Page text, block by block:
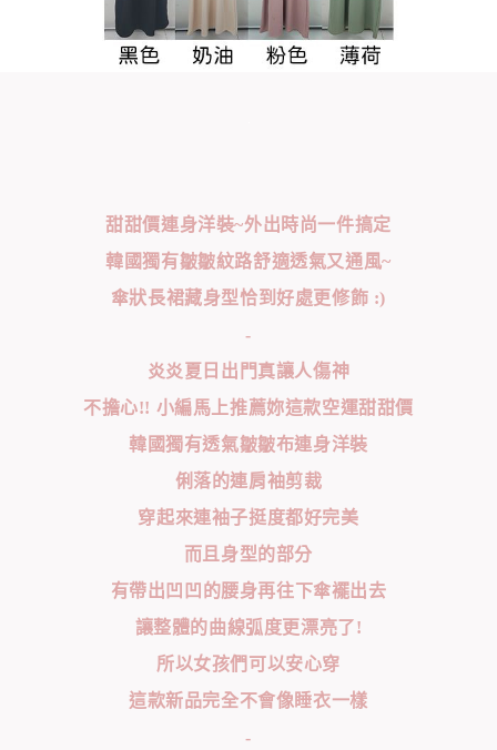
甜甜價連身洋裝~外出時尚一件搞定
韓國獨有皺皺紋路舒適透氣又通風~
傘狀長裙藏身型恰到好處更修飾 :)
-
炎炎夏日出門真讓人傷神
不擔心!! 小編馬上推薦妳這款空運甜甜價
韓國獨有透氣皺皺布連身洋裝
俐落的連肩袖剪裁
穿起來連袖子挺度都好完美
而且身型的部分
有帶出凹凹的腰身再往下傘襬出去
讓整體的曲線弧度更漂亮了!
所以女孩們可以安心穿
這款新品完全不會像睡衣一樣
-